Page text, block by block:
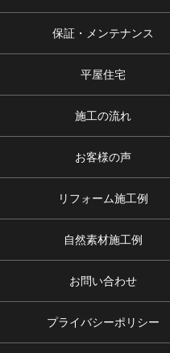
保証・メンテナンス
平屋住宅
施工の流れ
お客様の声
リフォーム施工例
自然素材施工例
お問い合わせ
プライバシーポリシー